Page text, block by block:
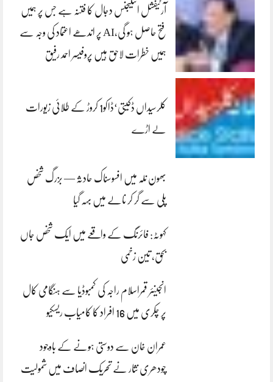
آرٹیفشل انٹلیجنس دجال کا فتنہ ہے جس پر ہمیں
فتح حاصل ہو گی،AI پر اندھے اعتماد کی وجہ سے
ہمیں خطرات لاحق ہیں پروفیسر احمد رفیق
کلرسیداں ڈکیتی‘ڈاکو1 کروڑ کے طلائی زیورات
لے اڑے
بھون نلہ میں افسوسناک حادثہ — بزرگ شخص
پلی سے گر کر نالے میں بہہ گیا
کہوٹہ: فائرنگ کے واقعے میں ایک شخص جاں
بحق، تین زخمی
انجینئر قمراسلام راجہ کی کمبوڈیا سے ہنگامی کال
پر چکری میں 16 افراد کا کامیاب ریسکیو
عمران خان سے دوستی ہونے کے باوجود
چودھری نثار نے تحریک انصاف میں شمولیت